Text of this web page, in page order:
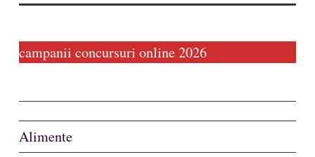
campanii concursuri online 2026
Alimente